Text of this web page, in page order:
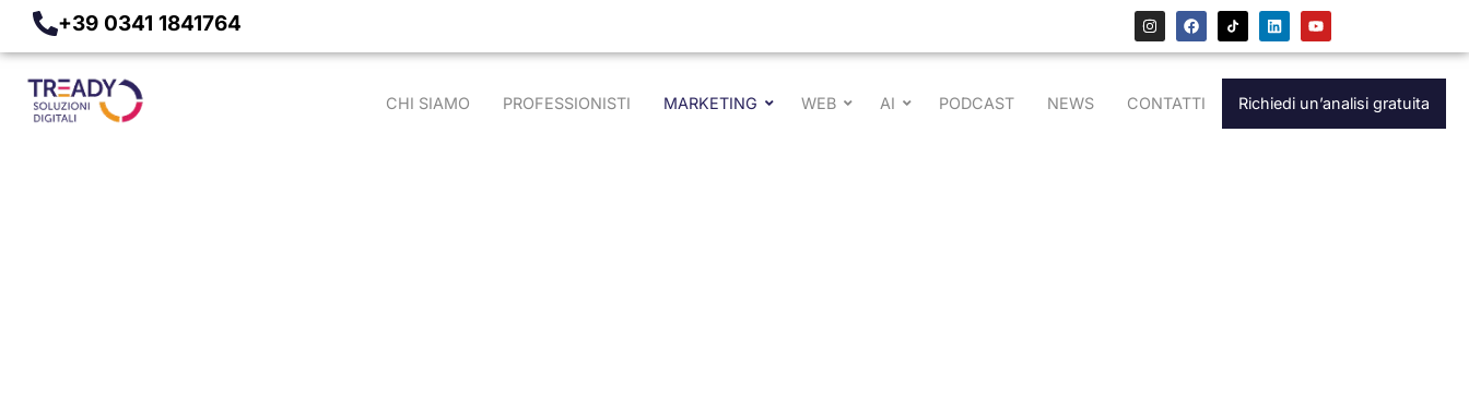
+39 0341 1841764
CHI SIAMO PROFESSIONISTI MARKETING WEB AI PODCAST NEWS CONTATTI Richiedi un’analisi gratuita